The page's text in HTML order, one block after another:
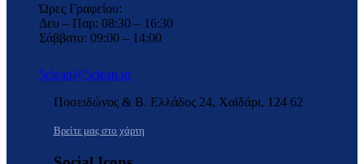
Ώρες Γραφείου:
Δευ – Παρ: 08:30 – 16:30
Σάββατο: 09:00 – 14:00
5clean@5clean.gr
Ποσειδώνος & Β. Ελλάδος 24, Χαϊδάρι, 124 62
Βρείτε μας στο χάρτη